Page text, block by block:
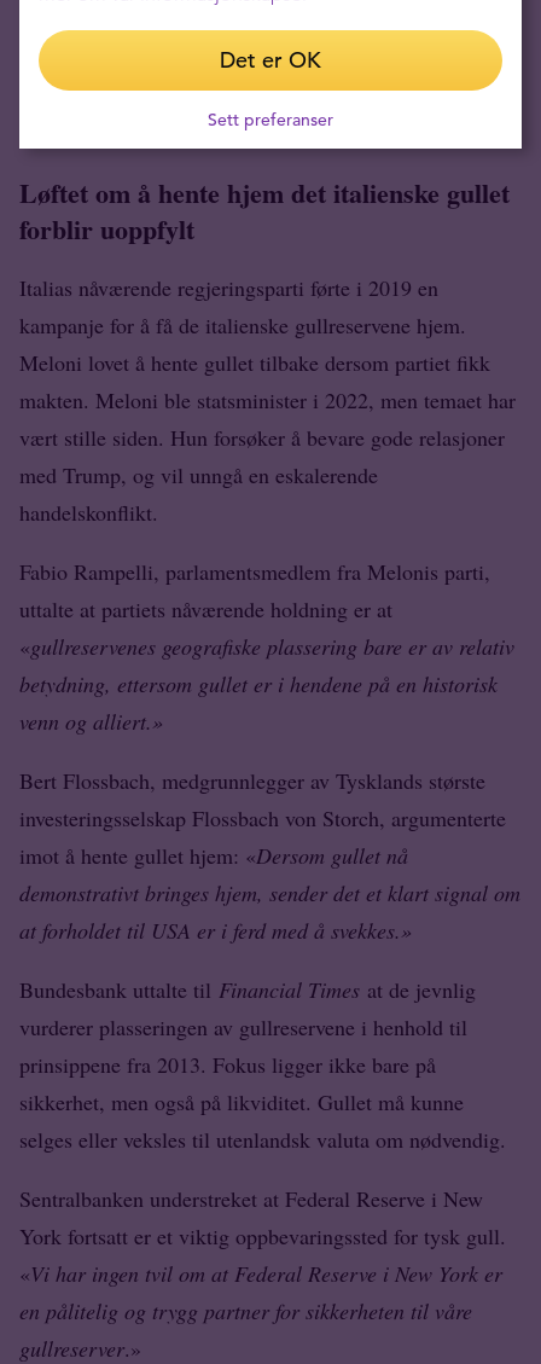
han. «
I en krisesituasjon er det ikke bare juridiske
rettigheter som teller – det viktigste er hvem som fysisk
Løftet om å hente hjem det italienske gullet
forblir uoppfylt
Italias nåværende regjeringsparti førte i 2019 en
kampanje for å få de italienske gullreservene hjem.
Meloni lovet å hente gullet tilbake dersom partiet fikk
makten. Meloni ble statsminister i 2022, men temaet har
vært stille siden. Hun forsøker å bevare gode relasjoner
med Trump, og vil unngå en eskalerende
handelskonflikt.
Fabio Rampelli, parlamentsmedlem fra Melonis parti,
uttalte at partiets nåværende holdning er at
«gullreservenes geografiske plassering bare er av relativ
betydning, ettersom gullet er i hendene på en historisk
venn og alliert.»
Bert Flossbach, medgrunnlegger av Tysklands største
investeringsselskap Flossbach von Storch, argumenterte
imot å hente gullet hjem: «Dersom gullet nå
demonstrativt bringes hjem, sender det et klart signal om
at forholdet til USA er i ferd med å svekkes.»
Bundesbank uttalte til Financial Times at de jevnlig
vurderer plasseringen av gullreservene i henhold til
prinsippene fra 2013. Fokus ligger ikke bare på
sikkerhet, men også på likviditet. Gullet må kunne
selges eller veksles til utenlandsk valuta om nødvendig.
Sentralbanken understreket at Federal Reserve i New
York fortsatt er et viktig oppbevaringssted for tysk gull.
«Vi har ingen tvil om at Federal Reserve i New York er
en pålitelig og trygg partner for sikkerheten til våre
gullreserver.»
Det er OK
Sett preferanser